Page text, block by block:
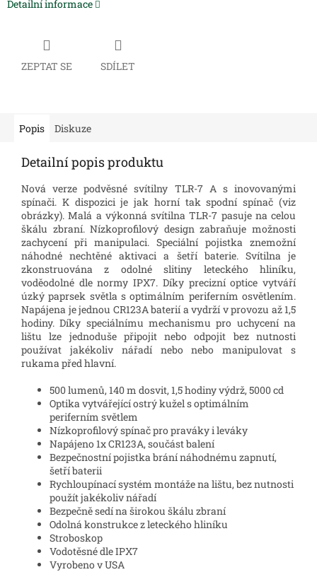
Detailní informace
ZEPTAT SE SDÍLET
Popis Diskuze
Detailní popis produktu
Nová verze podvěsné svítilny TLR-7 A s inovovanými
spínači. K dispozici je jak horní tak spodní spínač (viz
obrázky). Malá a výkonná svítilna TLR-7 pasuje na celou
škálu zbraní. Nízkoprofilový design zabraňuje možnosti
zachycení při manipulaci. Speciální pojistka znemožní
náhodné nechtěné aktivaci a šetří baterie. Svítilna je
zkonstruována z odolné slitiny leteckého hliníku,
voděodolné dle normy IPX7. Díky precizní optice vytváří
úzký paprsek světla s optimálním periferním osvětlením.
Napájena je jednou CR123A baterií a vydrží v provozu až 1,5
hodiny. Díky speciálnímu mechanismu pro uchycení na
lištu lze jednoduše připojit nebo odpojit bez nutnosti
používat jakékoliv nářadí nebo nebo manipulovat s
rukama před hlavní.
500 lumenů, 140 m dosvit, 1,5 hodiny výdrž, 5000 cd
Optika vytvářející ostrý kužel s optimálním
periferním světlem
Nízkoprofilový spínač pro praváky i leváky
Napájeno 1x CR123A, součást balení
Bezpečnostní pojistka brání náhodnému zapnutí,
šetří baterii
Rychloupínací systém montáže na lištu, bez nutnosti
použít jakékoliv nářadí
Bezpečně sedí na širokou škálu zbraní
Odolná konstrukce z leteckého hliníku
Stroboskop
Vodotěsné dle IPX7
Vyrobeno v USA